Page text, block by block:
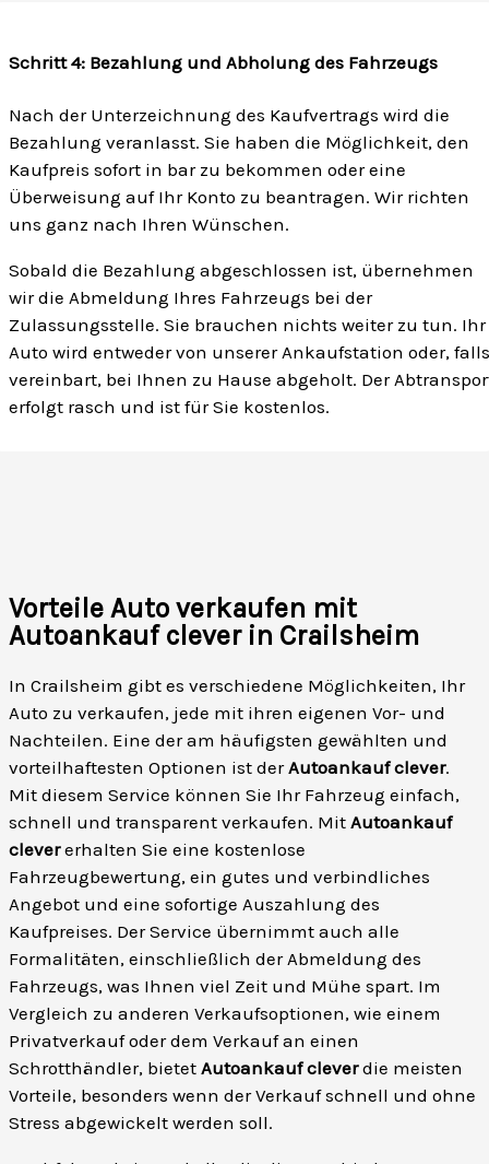
Schritt 4: Bezahlung und Abholung des Fahrzeugs
Nach der Unterzeichnung des Kaufvertrags wird die
Bezahlung veranlasst. Sie haben die Möglichkeit, den
Kaufpreis sofort in bar zu bekommen oder eine
Überweisung auf Ihr Konto zu beantragen. Wir richten
uns ganz nach Ihren Wünschen.
Sobald die Bezahlung abgeschlossen ist, übernehmen
wir die Abmeldung Ihres Fahrzeugs bei der
Zulassungsstelle. Sie brauchen nichts weiter zu tun. Ihr
Auto wird entweder von unserer Ankaufstation oder, falls
vereinbart, bei Ihnen zu Hause abgeholt. Der
erfolgt rasch und ist für Sie kostenlos.
Vorteile Auto verkaufen mit
Autoankauf clever in Crailsheim
In Crailsheim gibt es verschiedene Möglichkeiten, Ihr
Auto zu verkaufen, jede mit ihren eigenen Vor- und
Nachteilen. Eine der am häufigsten gewählten und
vorteilhaftesten Optionen ist derAutoankauf clever.
Mit diesem Service können Sie Ihr Fahrzeug einfach,
schnell und transparent verkaufen. Mit Autoankauf
clevererhalten Sie eine kostenlose
Fahrzeugbewertung, ein gutes und verbindliches
Angebot und eine sofortige Auszahlung des
Kaufpreises. Der Service übernimmt auch alle
Formalitäten, einschließlich der Abmeldung des
Fahrzeugs, was Ihnen viel Zeit und Mühe spart. Im
Vergleich zu anderen Verkaufsoptionen, wie einem
Privatverkauf oder dem Verkauf an einen
Schrotthändler, bietet Autoankauf cleverdie meisten
Vorteile, besonders wenn der Verkauf schnell und ohne
Stress abgewickelt werden soll.